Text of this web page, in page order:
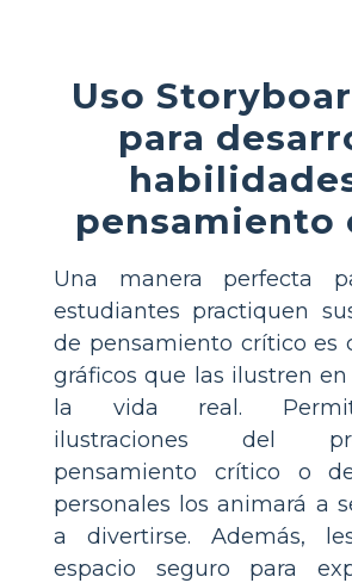
Uso
para
pensamiento
Una manera perfecta
estudiantes practiquen
de pensamiento crítico es
gráficos que las ilustren
la vida real.
ilustraciones del
pensamiento crítico o
personales los animará a
a divertirse. Además,
espacio seguro para